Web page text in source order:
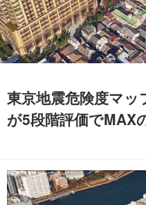
東京地震危険度マッ
が5段階評価でMAX